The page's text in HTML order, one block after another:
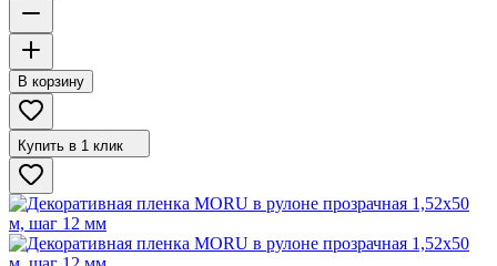
В корзину
Купить в 1 клик